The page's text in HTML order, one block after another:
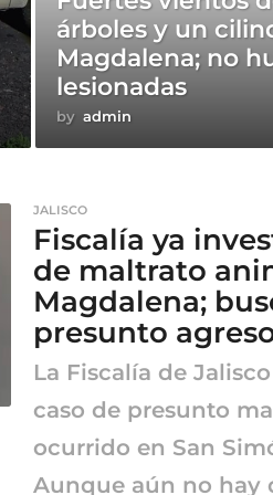
árboles y un
Magdalena; no
lesionadas
by admin
JALISCO
Fiscalía ya
de maltrato
Magdalena;
presunto
La Fiscalía de
caso de presunto
ocurrido en San
Aunque aún no hay